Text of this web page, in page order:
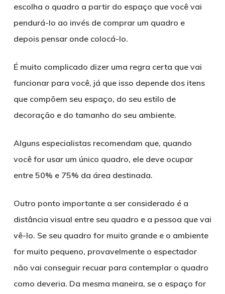
escolha o quadro a partir do espaço que você vai
pendurá-lo ao invés de comprar um quadro e
depois pensar onde colocá-lo.
É muito complicado dizer uma regra certa que vai
funcionar para você, já que isso depende dos itens
que compõem seu espaço, do seu estilo de
decoração e do tamanho do seu ambiente.
Alguns especialistas recomendam que, quando
você for usar um único quadro, ele deve ocupar
entre 50% e 75% da área destinada.
Outro ponto importante a ser considerado é a
distância visual entre seu quadro e a pessoa que vai
vê-lo. Se seu quadro for muito grande e o ambiente
for muito pequeno, provavelmente o espectador
não vai conseguir recuar para contemplar o quadro
como deveria. Da mesma maneira, se o espaço for